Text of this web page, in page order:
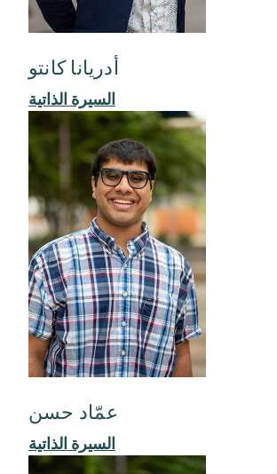
أدريانا كانتو
السيرة الذاتية
عمّاد حسن
السيرة الذاتية